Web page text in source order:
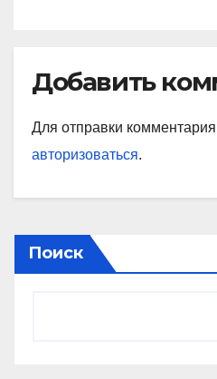
Добавить
Для отправки
авторизоваться.
Поиск